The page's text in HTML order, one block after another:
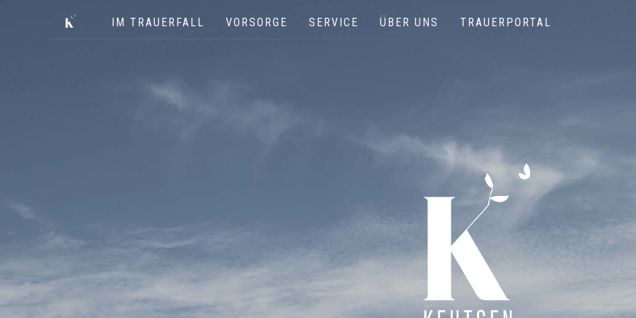
Keutgen | Bestattungen - Funérailles
IM TRAUERFALL VORSORGE SERVICE ÜBER UNS TRAUERPORTAL